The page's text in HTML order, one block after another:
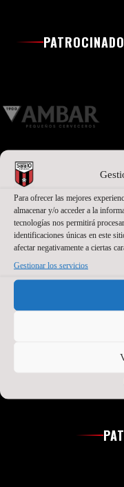
Para ofrecer las mejores
almacenar y/o acceder a la
tecnologías nos permitirá
identificaciones únicas en este
afectar negativamente a ciertas
Gestionar los servicios